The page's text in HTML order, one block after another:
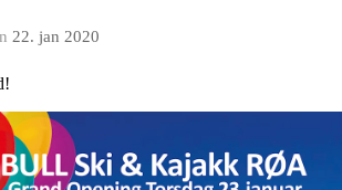
22. jan 2020